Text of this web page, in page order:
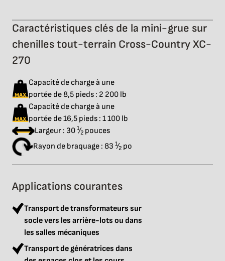
Caractéristiques clés de la mini-grue sur
chenilles tout-terrain Cross-Country XC-
270
Capacité de charge à une
portée de 8,5 pieds : 2 200 lb
Capacité de charge à une
portée de 16,5 pieds : 1 100 lb
Largeur : 30 1⁄2 pouces
Rayon de braquage : 83 1⁄2 po
Applications courantes
Transport de transformateurs sur
socle vers les arrière-lots ou dans
les salles mécaniques
Transport de génératrices dans